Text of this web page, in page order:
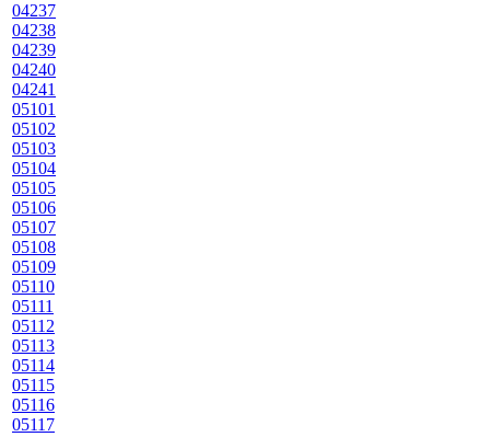
04237
04238
04239
04240
04241
05101
05102
05103
05104
05105
05106
05107
05108
05109
05110
05111
05112
05113
05114
05115
05116
05117